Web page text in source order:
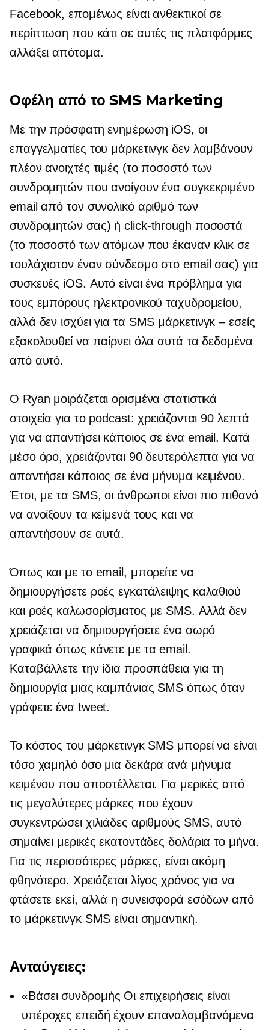
Facebook, επομένως είναι ανθεκτικοί σε
περίπτωση που κάτι σε αυτές τις πλατφόρμες
αλλάξει απότομα.
Οφέλη από το SMS Marketing
Με την πρόσφατη ενημέρωση iOS, οι
επαγγελματίες του μάρκετινγκ δεν λαμβάνουν
πλέον ανοιχτές τιμές (το ποσοστό των
συνδρομητών που ανοίγουν ένα συγκεκριμένο
email από τον συνολικό αριθμό των
συνδρομητών σας) ήclick-through ποσοστά
(το ποσοστό των ατόμων που έκαναν κλικ σε
τουλάχιστον έναν σύνδεσμο στο email σας) για
συσκευές iOS. Αυτό είναι ένα πρόβλημα για
τους εμπόρους ηλεκτρονικού ταχυδρομείου,
αλλά δεν ισχύει για τα SMS μάρκετινγκ – εσείς
εξακολουθεί να παίρνει όλα αυτά τα δεδομένα
από αυτό.
Ο Ryan μοιράζεται ορισμένα στατιστικά
στοιχεία για το podcast: χρειάζονται 90 λεπτά
για να απαντήσει κάποιος σε ένα email. Κατά
μέσο όρο, χρειάζονται 90 δευτερόλεπτα για να
απαντήσει κάποιος σε ένα μήνυμα κειμένου.
Έτσι, με τα SMS, οι άνθρωποι είναι πιο πιθανό
να ανοίξουν τα κείμενά τους και να
απαντήσουν σε αυτά.
Όπως και με το email, μπορείτε να
δημιουργήσετε ροές εγκατάλειψης καλαθιού
και ροές καλωσορίσματος με SMS. Αλλά δεν
χρειάζεται να δημιουργήσετε ένα σωρό
γραφικά όπως κάνετε με τα email.
Καταβάλλετε την ίδια προσπάθεια για τη
δημιουργία μιας καμπάνιας SMS όπως όταν
γράφετε ένα tweet.
Το κόστος του μάρκετινγκ SMS μπορεί να είναι
τόσο χαμηλό όσο μια δεκάρα ανά μήνυμα
κειμένου που αποστέλλεται. Για μερικές από
τις μεγαλύτερες μάρκες που έχουν
συγκεντρώσει χιλιάδες αριθμούς SMS, αυτό
σημαίνει μερικές εκατοντάδες δολάρια το μήνα.
Για τις περισσότερες μάρκες, είναι ακόμη
φθηνότερο. Χρειάζεται λίγος χρόνος για να
φτάσετε εκεί, αλλά η συνεισφορά εσόδων από
το μάρκετινγκ SMS είναι σημαντική.
Ανταύγειες:
«Βάσει συνδρομής Οι επιχειρήσεις είναι
υπέροχες επειδή έχουν επαναλαμβανόμενα